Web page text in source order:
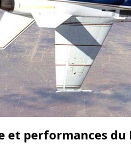
et performances du